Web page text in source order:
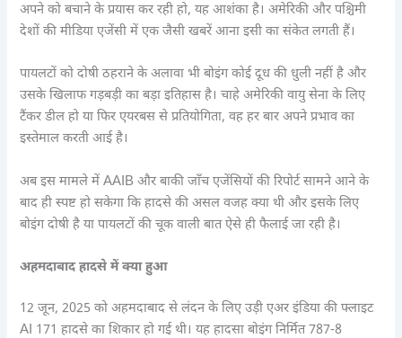
अपने को बचाने के प्रयास कर रही हो, यह आशंका है। अमेरिकी और पश्चिमी
देशों की मीडिया एजेंसी में एक जैसी खबरें आना इसी का संकेत लगती हैं।
पायलटों को दोषी ठहराने के अलावा भी बोइंग कोई दूध की धुली नहीं है और
उसके खिलाफ गड़बड़ी का बड़ा इतिहास है। चाहे अमेरिकी वायु सेना के लिए
टैंकर डील हो या फिर एयरबस से प्रतियोगिता, वह हर बार अपने प्रभाव का
इस्तेमाल करती आई है।
अब इस मामले में AAIB और बाकी जाँच एजेंसियों की रिपोर्ट सामने आने के
बाद ही स्पष्ट हो सकेगा कि हादसे की असल वजह क्या थी और इसके लिए
बोइंग दोषी है या पायलटों की चूक वाली बात ऐसे ही फैलाई जा रही है।
अहमदाबाद हादसे में क्या हुआ
12 जून, 2025 को अहमदाबाद से लंदन के लिए उड़ी एअर इंडिया की फ्लाइट
AI 171 हादसे का शिकार हो गई थी। यह हादसा बोइंग निर्मित 787-8